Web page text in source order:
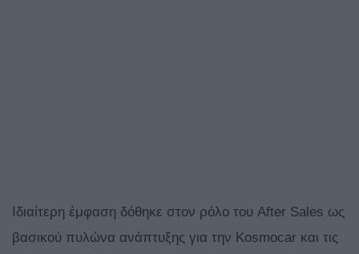
Ιδιαίτερη έμφαση δόθηκε στον ρόλο του After Sales ως
βασικού πυλώνα ανάπτυξης για την Kosmocar και τις